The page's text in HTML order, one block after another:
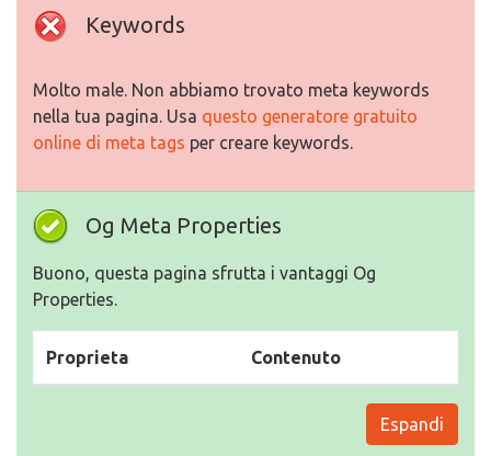
Keywords
Molto male. Non abbiamo trovato meta keywords
nella tua pagina. Usa questo generatore gratuito
online di meta tags per creare keywords.
Og Meta Properties
Buono, questa pagina sfrutta i vantaggi Og
Properties.
Proprieta Contenuto
Espandi